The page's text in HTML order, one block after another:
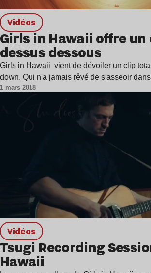
Vidéos
Girls in Hawaii offre un
dessus dessous
Girls in Hawaii vient de dévoiler un clip
down. Qui n'a jamais rêvé de s'asseoir
1 mars 2018
Vidéos
Tsugi Recording
Hawaii